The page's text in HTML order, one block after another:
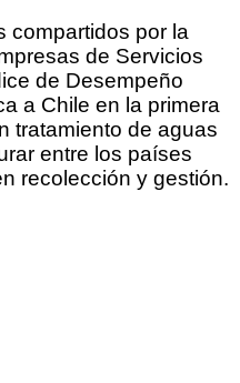
compartidos por la
de Servicios
de Desempeño
a Chile en la primera
tratamiento de aguas
entre los países
recolección y gestión.